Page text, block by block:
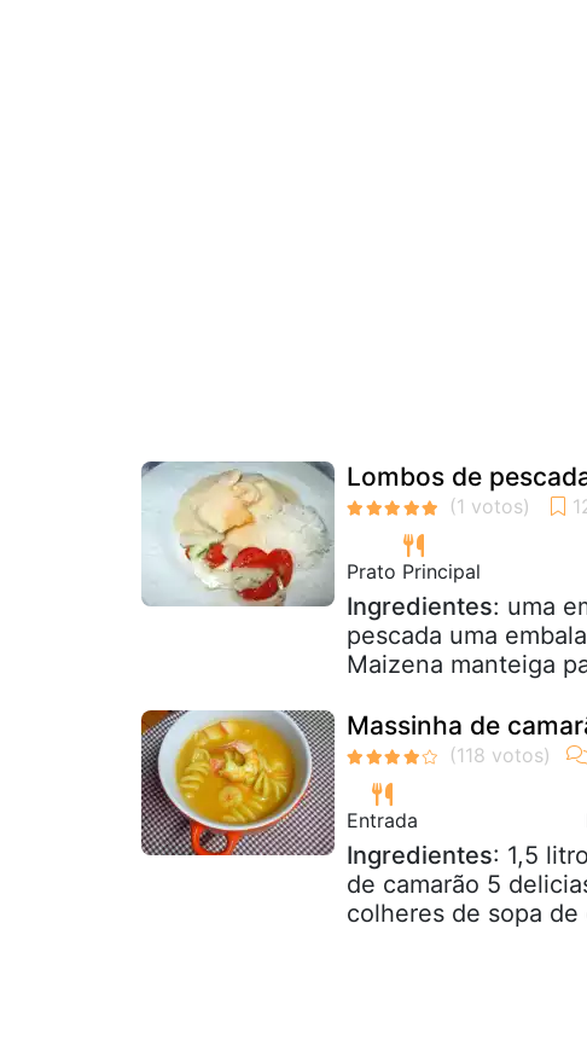
Lombos de
Prato Principal
Ingredientes: uma
pescada uma
Maizena manteiga
Massinha de
Entrada
Ingredientes: 1,5
de camarão 5
colheres de sopa